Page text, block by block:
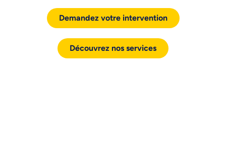
Demandez votre intervention
Découvrez nos services